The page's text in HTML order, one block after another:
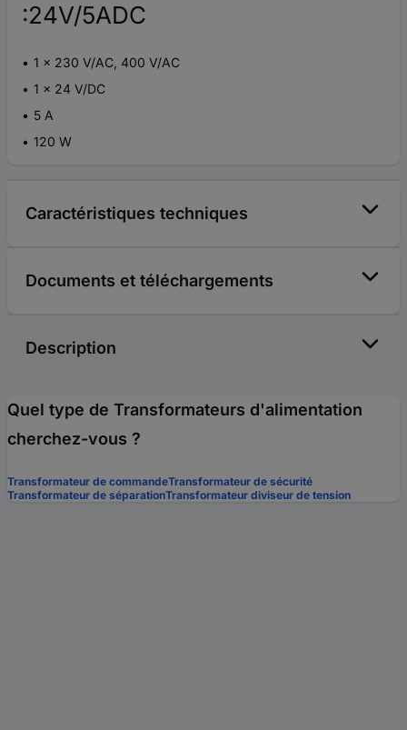
:24V/5ADC
1 x 230 V/AC, 400 V/AC
1 x 24 V/DC
5 A
120 W
Caractéristiques techniques
Documents et téléchargements
Description
Quel type de Transformateurs d'alimentation
cherchez-vous ?
Transformateur de commandeTransformateur de sécurité
Transformateur de séparationTransformateur diviseur de tension